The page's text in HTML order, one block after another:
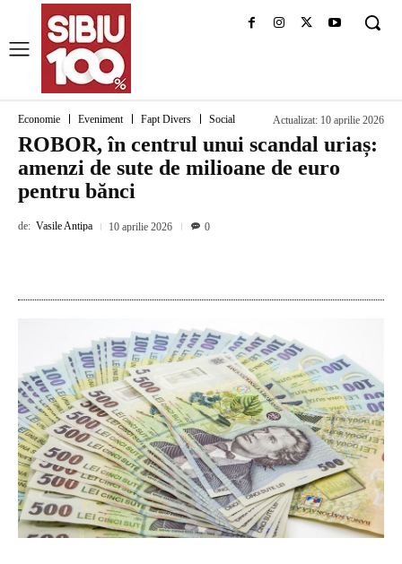
Economie Eveniment Fapt Divers Social Actualizat: 10 aprilie 2026
ROBOR, în centrul unui scandal uriaș:
amenzi de sute de milioane de euro
pentru bănci
de: Vasile Antipa 10 aprilie 2026 0